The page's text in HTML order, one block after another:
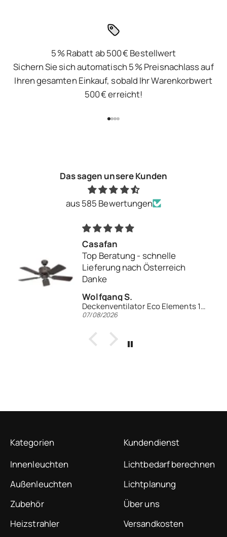
5 % Rabatt ab 500 € Bestellwert
Sichern Sie sich automatisch 5 % Preisnachlass auf
Ihren gesamten Einkauf, sobald Ihr Warenkorbwert
500 € erreicht!
Das sagen unsere Kunden
aus 585 Bewertungen
Casafan
Top Beratung - schnelle
Lieferung nach Österreich
Danke
Wolfgang S.
Deckenventilator Eco Elements 103
07/08/2026
Kategorien
Innenleuchten
Außenleuchten
Zubehör
Heizstrahler
Kundendienst
Lichtbedarf berechnen
Lichtplanung
Über uns
Versandkosten